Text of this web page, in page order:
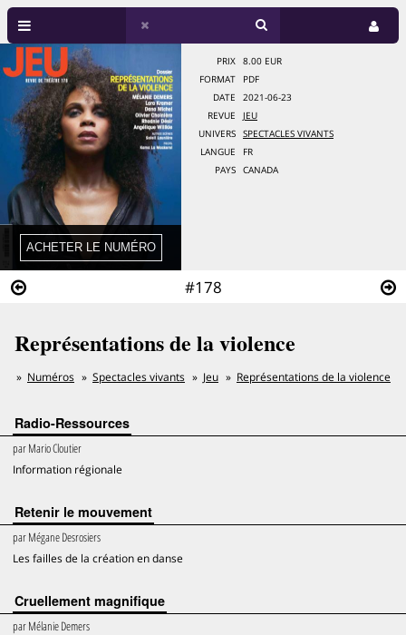
#178
PRIX
8.00 EUR
FORMAT
PDF
DATE
2021-06-23
REVUE
JEU
UNIVERS
SPECTACLES VIVANTS
LANGUE
FR
PAYS
CANADA
Représentations de la violence
Numéros Spectacles vivants Jeu Représentations de la violence
Radio-Ressources
parMario Cloutier
Information régionale
Retenir le mouvement
parMégane Desrosiers
Les failles de la création en danse
Cruellement magnifique
parMélanie Demers